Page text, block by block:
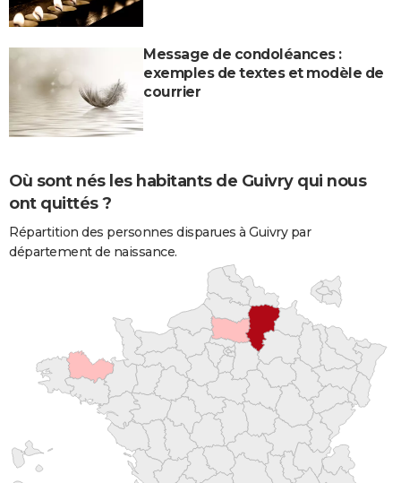
Message de condoléances :
exemples de textes et modèle de
courrier
Où sont nés les habitants de Guivry qui nous
ont quittés ?
Répartition des personnes disparues à Guivry par
département de naissance.